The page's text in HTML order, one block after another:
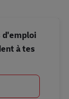
d'emploi
à tes